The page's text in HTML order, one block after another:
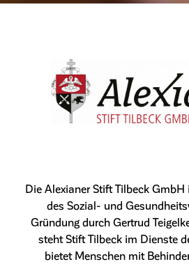
Die Alexianer Stift Tilbeck
des Sozial- und
Gründung durch Gertrud
steht Stift Tilbeck im Dienste
bietet Menschen mit